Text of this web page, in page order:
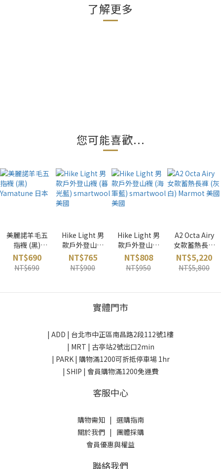
了解更多
您可能喜歡...
美麗諾羊毛五
指襪 (黑)
Yamatune 日
本
NT$690
NT$690
Hike Light 男
款戶外登山襪
(暮光藍)
smartwool
美國
NT$765
NT$900
Hike Light 男
款戶外登山襪
(海軍藍)
smartwool
美國
NT$808
NT$950
A2 Octa Airy
女款蓄熱長褲
(灰白)
Marmot 美國
NT$5,220
NT$5,800
實體門市
| ADD | 台北市中正區南昌路2段112號1樓
| MRT | 古亭站2號出口2min
| PARK | 購物滿1200可折抵停車場 1hr
| SHIP | 會員購物滿1200免運費
客服中心
購物需知| 選購指南
關於我們| 團體採購
會員優惠與權益
聯絡我們